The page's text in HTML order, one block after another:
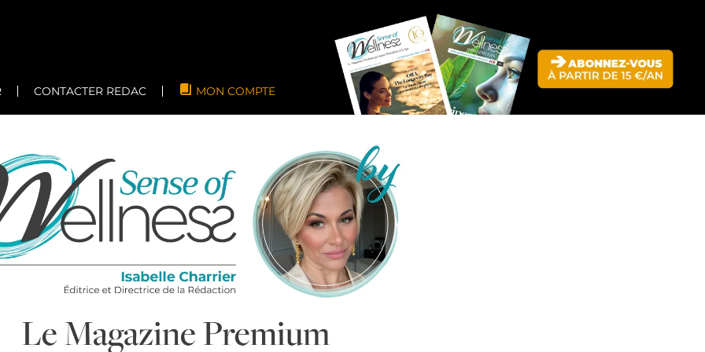
CONTACTER REDAC MON COMPTE